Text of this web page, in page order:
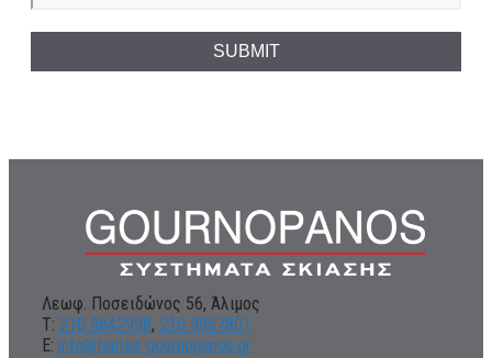
Λεωφ. Ποσειδώνος 56, Άλιμος
Τ: 210 9842998, 210 9967801
Ε: info@tentes-gournopanos.gr